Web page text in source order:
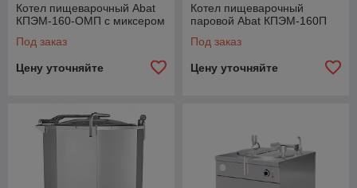
Котел пищеварочный Abat
КПЭМ-160-ОМП с миксером
Под заказ
Цену уточняйте
Котел пищеварочный
паровой Abat КПЭМ-160П
Под заказ
Цену уточняйте